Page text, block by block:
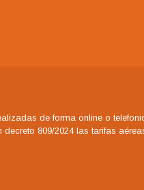
de forma online o
decreto 809/2024 las tarifas